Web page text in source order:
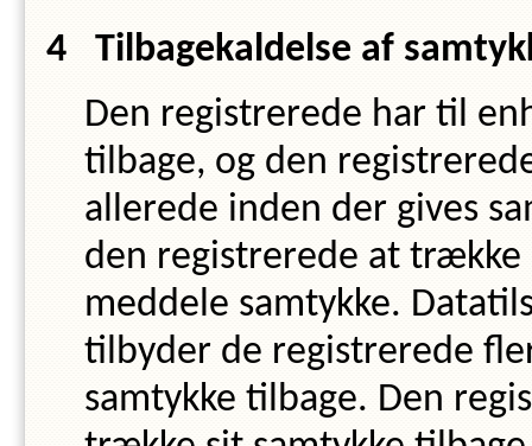
Tilbagekaldelse af
Den registrerede har til
tilbage, og den
allerede inden der gives
den registrerede at trække
meddele samtykke.
tilbyder de registrerede
samtykke tilbage. Den